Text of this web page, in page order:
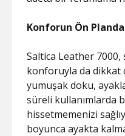
Konforun Ön
Saltica Leather
konforuyla da dikkat
yumuşak doku,
süreli kullanımlarda
hissetmemenizi
boyunca ayakta